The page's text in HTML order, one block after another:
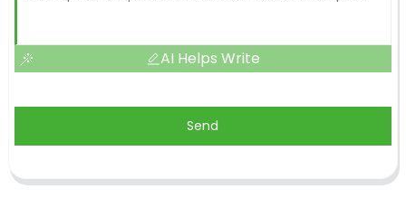
AI Helps Write
Send